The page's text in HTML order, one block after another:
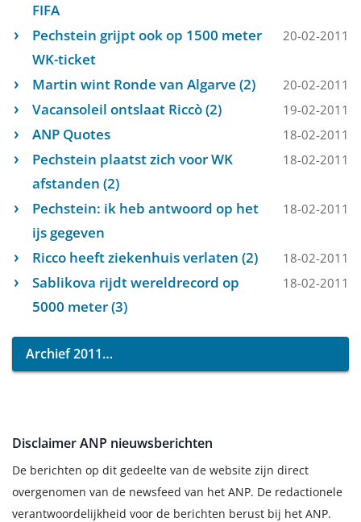
FIFA
Pechstein grijpt ook op 1500 meter
WK-ticket
20-02-2011
Martin wint Ronde van Algarve (2) 20-02-2011
Vacansoleil ontslaat Riccò (2) 19-02-2011
ANP Quotes 18-02-2011
Pechstein plaatst zich voor WK
afstanden (2)
18-02-2011
Pechstein: ik heb antwoord op het
ijs gegeven
18-02-2011
Ricco heeft ziekenhuis verlaten (2) 18-02-2011
Sablikova rijdt wereldrecord op
5000 meter (3)
18-02-2011
Archief 2011
Disclaimer ANP nieuwsberichten
De berichten op dit gedeelte van de website zijn direct
overgenomen van de newsfeed van het ANP. De redactionele
verantwoordelijkheid voor de berichten berust bij het ANP.